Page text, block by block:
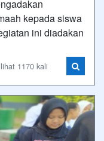
kepada siswa
ini diadakan
1170 kali